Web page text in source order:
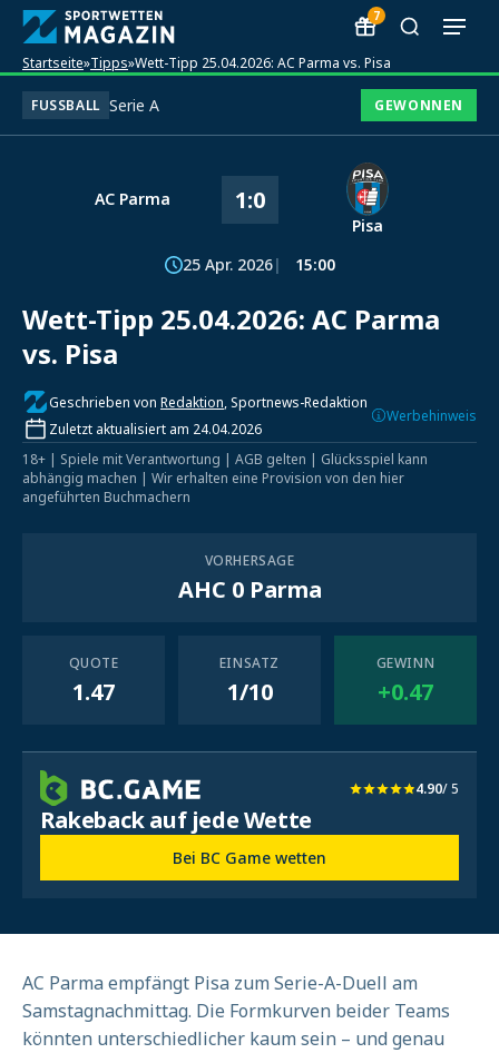
7
Startseite»Tipps»Wett-Tipp 25.04.2026: AC Parma vs. Pisa
FUSSBALL Serie A GEWONNEN
AC Parma 1:0
Pisa
25 Apr. 2026
15:00
Wett-Tipp 25.04.2026: AC Parma
vs. Pisa
Geschrieben von Redaktion, Sportnews-Redaktion
Zuletzt aktualisiert am 24.04.2026
Werbehinweis
18+ | Spiele mit Verantwortung | AGB gelten | Glücksspiel kann
abhängig machen | Wir erhalten eine Provision von den hier
angeführten Buchmachern
VORHERSAGE
AHC 0 Parma
QUOTE
1.47
EINSATZ
1/10
GEWINN
+0.47
4.90/ 5
Rakeback auf jede Wette
Bei BC Game wetten
AC Parma empfängt Pisa zum Serie-A-Duell am
Samstagnachmittag. Die Formkurven beider Teams
könnten unterschiedlicher kaum sein – und genau